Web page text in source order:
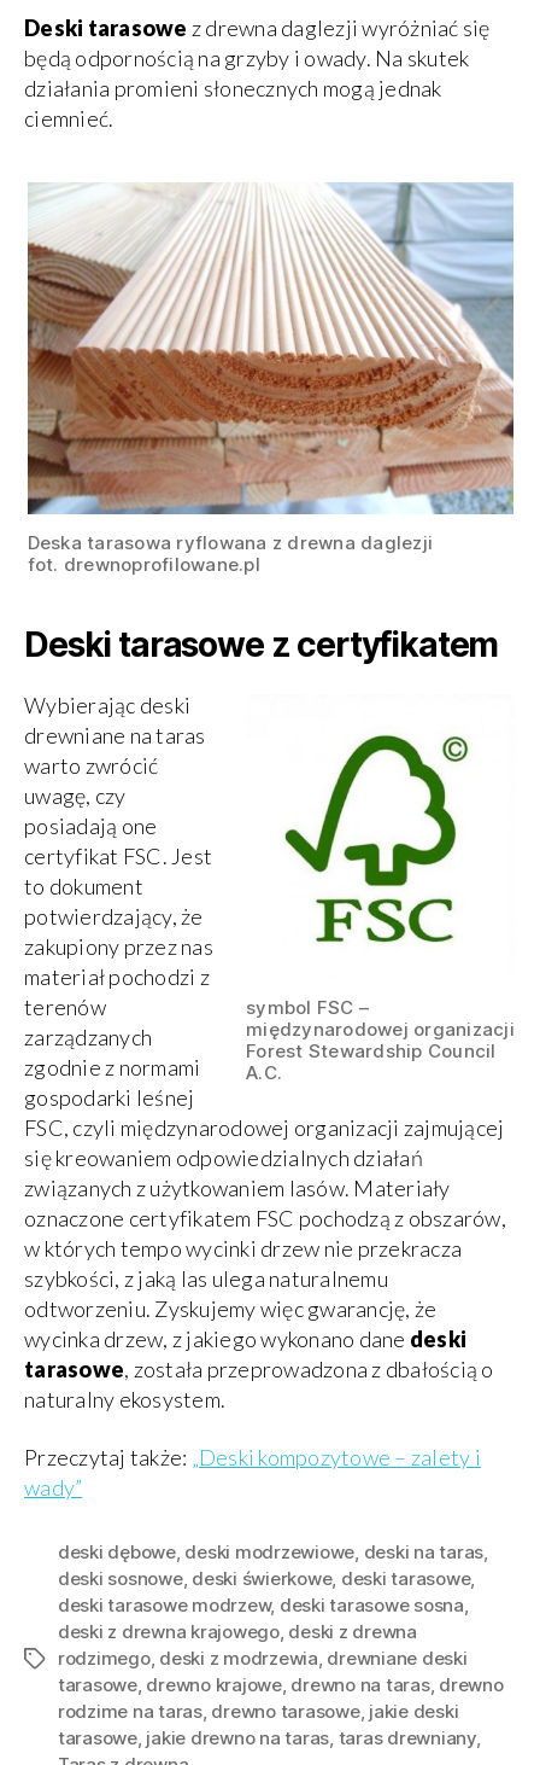
Deski tarasowe z drewna daglezji wyróżniać się
będą odpornością na grzyby i owady. Na skutek
działania promieni słonecznych mogą jednak
ciemnieć.
Deska tarasowa ryflowana z drewna daglezji
fot. drewnoprofilowane.pl
Deski tarasowe z certyfikatem
symbol FSC –
międzynarodowej organizacji
Forest Stewardship Council
A.C.
Wybierając deski
drewniane na taras
warto zwrócić
uwagę, czy
posiadają one
certyfikat FSC. Jest
to dokument
potwierdzający, że
zakupiony przez nas
materiał pochodzi z
terenów
zarządzanych
zgodnie z normami
gospodarki leśnej
FSC, czyli międzynarodowej organizacji zajmującej
się kreowaniem odpowiedzialnych działań
związanych z użytkowaniem lasów. Materiały
oznaczone certyfikatem FSC pochodzą z obszarów,
w których tempo wycinki drzew nie przekracza
szybkości, z jaką las ulega naturalnemu
odtworzeniu. Zyskujemy więc gwarancję, że
wycinka drzew, z jakiego wykonano dane deski
tarasowe, została przeprowadzona z dbałością o
naturalny ekosystem.
Przeczytaj także: „Deski kompozytowe – zalety i
wady”
Tagi
deski dębowe, deski modrzewiowe, deski na taras,
deski sosnowe, deski świerkowe, deski tarasowe,
deski tarasowe modrzew, deski tarasowe sosna,
deski z drewna krajowego, deski z drewna
rodzimego, deski z modrzewia, drewniane deski
tarasowe, drewno krajowe, drewno na taras, drewno
rodzime na taras, drewno tarasowe, jakie deski
tarasowe, jakie drewno na taras, taras drewniany,